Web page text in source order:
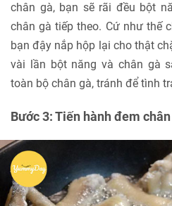
chân gà, bạn sẽ rãi đều bột
chân gà tiếp theo. Cứ như thế
bạn đậy nắp hộp lại cho thật
vài lần bột năng và chân gà
toàn bộ chân gà, tránh để tình
Bước 3: Tiến hành đem